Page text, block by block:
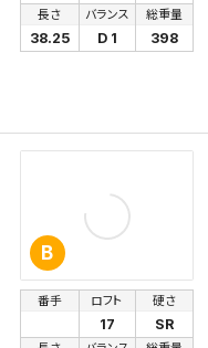
長さ
38.25
バランス
D 1
総重量
398
B
番手 ロフト
17
硬さ
SR